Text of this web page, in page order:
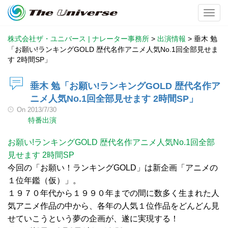
株式会社ザ・ユニバース | ナレーター事務所 > 出演情報 > 垂木 勉
「お願い!ランキングGOLD 歴代名作アニメ人気No.1回全部見せま
す 2時間SP」
垂木 勉「お願い!ランキングGOLD 歴代名作ア
ニメ人気No.1回全部見せます 2時間SP」
On 2013/7/30
特番出演
お願い!ランキングGOLD 歴代名作アニメ人気No.1回全部
見せます 2時間SP
今回の「お願い！ランキングGOLD」は新企画「アニメの
１位年鑑（仮）」。
１９７０年代から１９９０年までの間に数多く生まれた人
気アニメ作品の中から、各年の人気１位作品をどんどん見
せていこうという夢の企画が、遂に実現する！